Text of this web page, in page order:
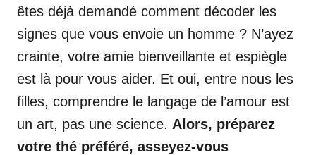
êtes déjà demandé comment décoder les
signes que vous envoie un homme ? N’ayez
crainte, votre amie bienveillante et espiègle
est là pour vous aider. Et oui, entre nous les
filles, comprendre le langage de l’amour est
un art, pas une science. Alors, préparez
votre thé préféré, asseyez-vous